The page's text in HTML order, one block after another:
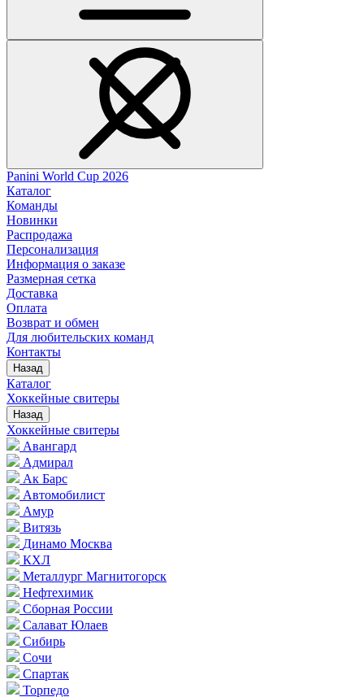
Panini World Cup 2026
Каталог
Команды
Новинки
Распродажа
Персонализация
Информация о заказе
Размерная сетка
Доставка
Оплата
Возврат и обмен
Для любительских команд
Контакты
Назад
Каталог
Хоккейные свитеры
Назад
Хоккейные свитеры
Авангард
Адмирал
Ак Барс
Автомобилист
Амур
Витязь
Динамо Москва
КХЛ
Металлург Магнитогорск
Нефтехимик
Сборная России
Салават Юлаев
Сибирь
Сочи
Спартак
Торпедо